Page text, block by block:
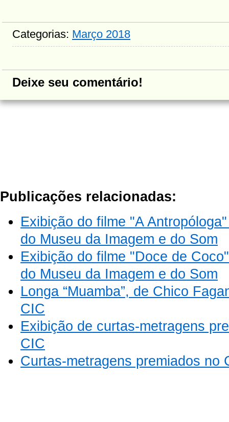
Categorias: Março 2018
Deixe seu comentário!
Publicações relacionadas:
Exibição do filme "A
do Museu da Imagem e do Som
Exibição do filme "Doce de
do Museu da Imagem e do Som
Longa “Muamba”, de Chico
CIC
Exibição de curtas-metragens
CIC
Curtas-metragens premiados no